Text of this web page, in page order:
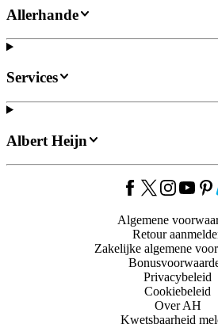
Allerhande
Services
Albert Heijn
Algemene
Retour
Zakelijke algemene
Privacybeleid
Cookiebeleid
Over AH
Kwetsbaarheid